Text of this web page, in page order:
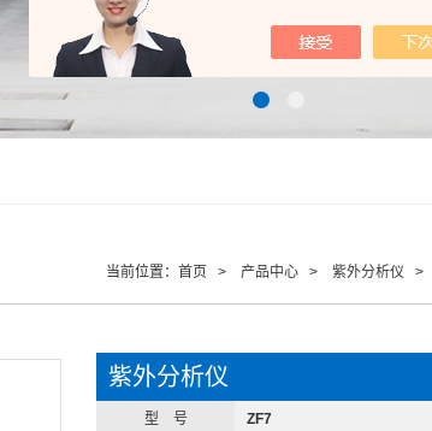
当前位置： 首页 > 产品中心 > 紫外分析仪 >
紫外分析仪
型 号 ZF7